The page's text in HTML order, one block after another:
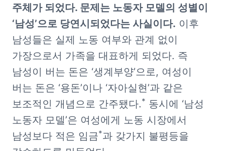
주체가 되었다. 문제는 노동자 모델의 성별이
‘남성’으로 당연시되었다는 사실이다. 이후
남성들은 실제 노동 여부와 관계 없이
가장으로서 가족을 대표하게 되었다. 즉
남성이 버는 돈은 ‘생계부양’으로, 여성이
버는 돈은 ‘용돈’이나 ‘자아실현’과 같은
보조적인 개념으로 간주됐다.* 동시에 ‘남성
노동자 모델’은 여성에게 노동 시장에서
남성보다 적은 임금*과 갖가지 불평등을